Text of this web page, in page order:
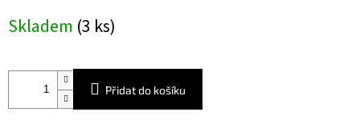
cena:
Skladem (3 ks)
Přidat do košíku